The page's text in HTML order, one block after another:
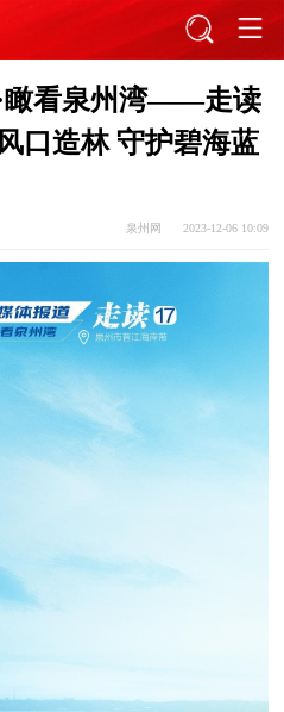
·瞰看泉州湾——走读
口造林 守护碧海蓝
泉州网 2023-12-06 10:09